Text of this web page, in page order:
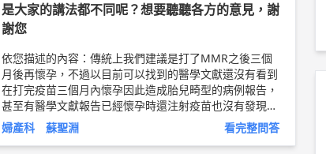
是大家的講法都不同呢？想要聽聽各方的意見，謝
謝您
依您描述的內容：傳統上我們建議是打了MMR之後三個
月後再懷孕，不過以目前可以找到的醫學文獻還沒有看到
在打完疫苗三個月內懷孕因此造成胎兒畸型的病例報告，
甚至有醫學文獻報告已經懷孕時還注射疫苗也沒有發現胎
兒出生後有任何相關的異常，因此目前包括美國疾管局的
建議都是注射一個月內避免懷孕，一個月後懷孕是安全的
婦產科 蘇聖淵 看完整問答